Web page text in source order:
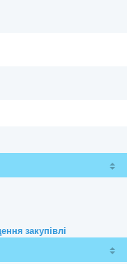
закупівлі